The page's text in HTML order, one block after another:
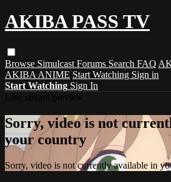
AKIBA PASS TV
Browse Simulcast Forums Search FAQ
AKIBA ANIME Start Watching Sign in
Start Watching Sign In
Sorry, video is not
your country
Sorry, video is not currently available in